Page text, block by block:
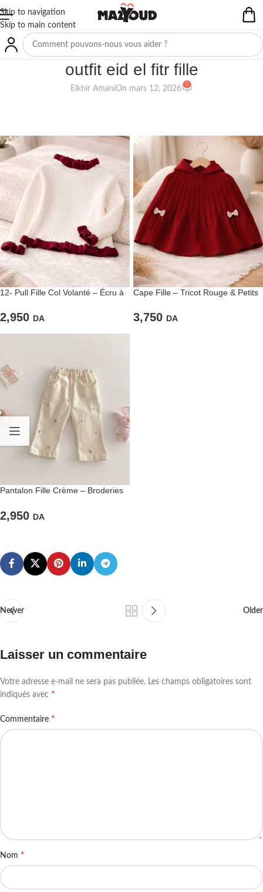
Skip to navigation
Skip to main content
outfit eid el fitr fille
Elkhir AmaniOn mars 12, 2026
0
12- Pull Fille Col Volanté – Écru à
2,950 DA
Cape Fille – Tricot Rouge & Petits
3,750 DA
Pantalon Fille Crème – Broderies
2,950 DA
Newer Older
Laisser un commentaire
Votre adresse e-mail ne sera pas publiée. Les champs obligatoires sont
indiqués avec *
Commentaire *
Nom *